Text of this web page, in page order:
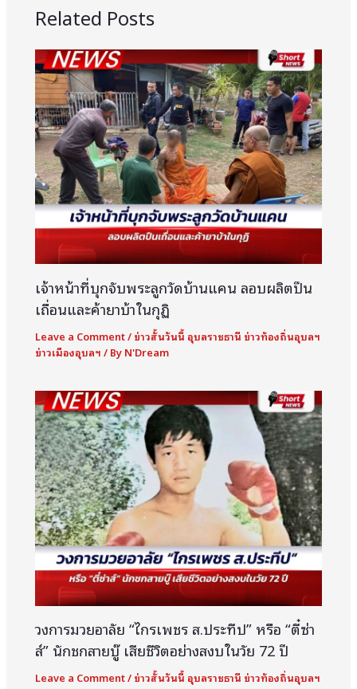
Related Posts
เจ้าหน้าที่บุกจับพระลูกวัดบ้านแคน ลอบผลิตปืน
เถื่อนและค้ายาบ้าในกุฏิ
Leave a Comment/ ข่าวสั้นวันนี้ อุบลราชธานี ข่าวท้องถิ่นอุบลฯ
ข่าวเมืองอุบลฯ / By N'Dream
วงการมวยอาลัย “ไกรเพชร ส.ประทีป” หรือ “ตี๋ซ่า
ส์” นักชกสายบู๊ เสียชีวิตอย่างสงบในวัย 72 ปี
Leave a Comment/ ข่าวสั้นวันนี้ อุบลราชธานี ข่าวท้องถิ่นอุบลฯ